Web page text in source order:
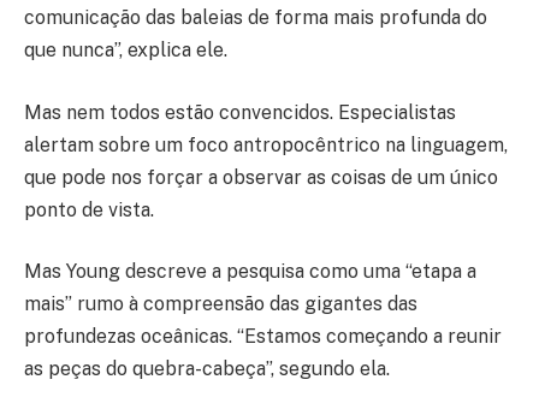
comunicação das baleias de forma mais profunda do
que nunca”, explica ele.
Mas nem todos estão convencidos. Especialistas
alertam sobre um foco antropocêntrico na linguagem,
que pode nos forçar a observar as coisas de um único
ponto de vista.
Mas Young descreve a pesquisa como uma “etapa a
mais” rumo à compreensão das gigantes das
profundezas oceânicas. “Estamos começando a reunir
as peças do quebra-cabeça”, segundo ela.